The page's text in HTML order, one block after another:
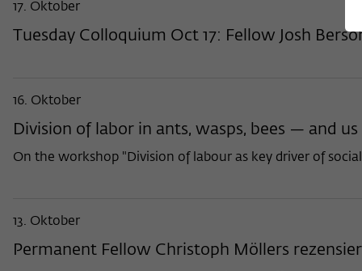
17. Oktober
Tuesday Colloquium Oct 17: Fellow Josh
16. Oktober
Division of labor in ants, wasps, bees — and us
On the workshop "Division of labour as key driver of
13. Oktober
Permanent Fellow Christoph Möllers